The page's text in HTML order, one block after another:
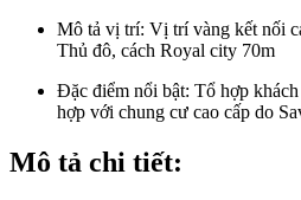
Mô tả vị trí: Vị trí vàng kết nối
Thủ đô, cách Royal city 70m
Đặc điểm nổi bật: Tổ hợp
hợp với chung cư cao cấp do
Mô tả chi tiết: